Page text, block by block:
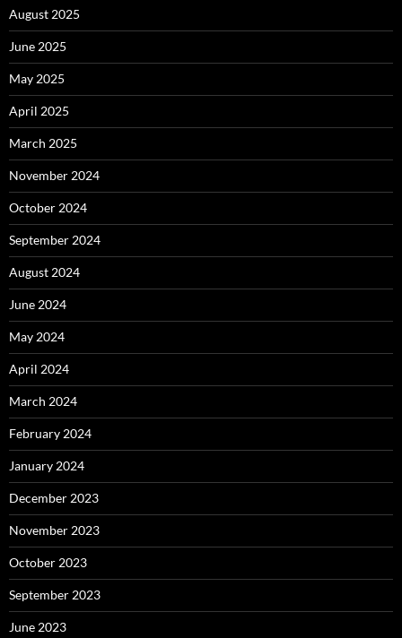
August 2025
June 2025
May 2025
April 2025
March 2025
November 2024
October 2024
September 2024
August 2024
June 2024
May 2024
April 2024
March 2024
February 2024
January 2024
December 2023
November 2023
October 2023
September 2023
June 2023